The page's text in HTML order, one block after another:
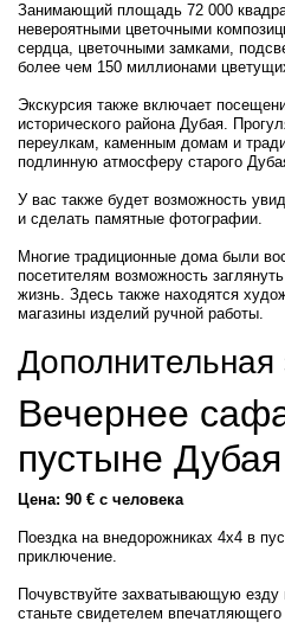
Занимающий площадь 72 000
невероятными цветочными
сердца, цветочными замками,
более чем 150 миллионами
Экскурсия также включает
исторического района Дубая.
переулкам, каменным домам и
подлинную атмосферу старого
У вас также будет возможность
и сделать памятные фотографии.
Многие традиционные дома были
посетителям возможность
жизнь. Здесь также находятся
магазины изделий ручной работы.
Дополнительная
Вечернее
пустыне
Цена: 90 € с человека
Поездка на внедорожниках 4x4 в
приключение.
Почувствуйте захватывающую
станьте свидетелем впечатляющего